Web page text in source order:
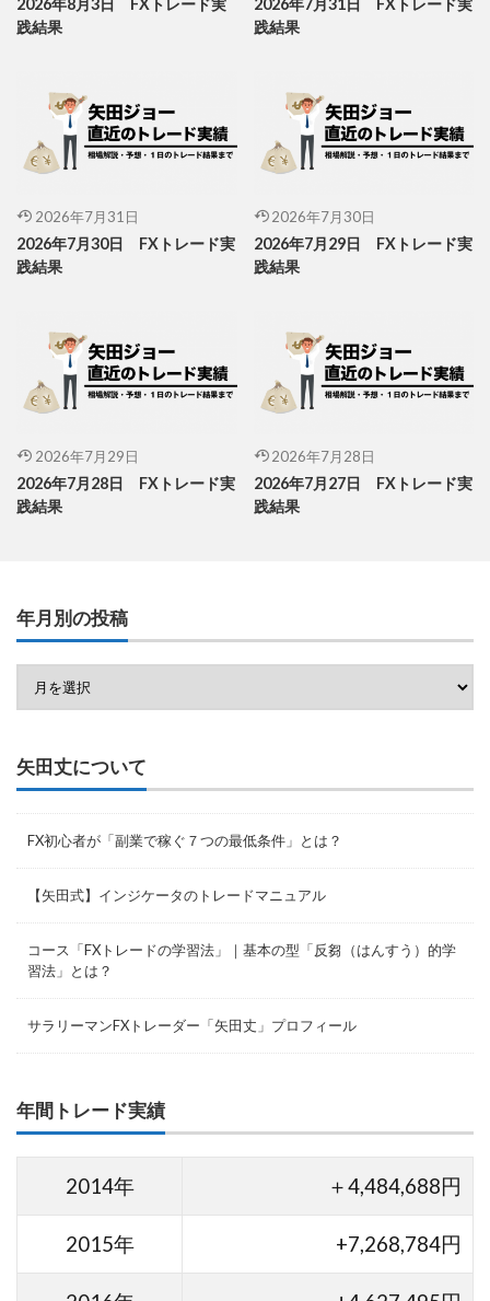
践結果
践結果
2026年7月31日
2026年7月30日 FXトレード実
践結果
2026年7月30日
2026年7月29日 FXトレード実
践結果
2026年7月29日
2026年7月28日 FXトレード実
践結果
2026年7月28日
2026年7月27日 FXトレード実
践結果
年月別の投稿
矢田丈について
FX初心者が「副業で稼ぐ７つの最低条件」とは？
【矢田式】インジケータのトレードマニュアル
コース「FXトレードの学習法」｜基本の型「反芻（はんすう）的学
習法」とは？
サラリーマンFXトレーダー「矢田丈」プロフィール
年間トレード実績
2014年 ＋4,484,688円
2015年 +7,268,784円